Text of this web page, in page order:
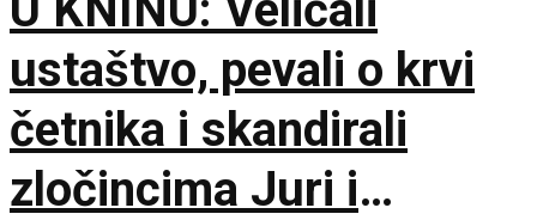
ustaštvo, pevali o krvi
četnika i skandirali
zločincima Juri i